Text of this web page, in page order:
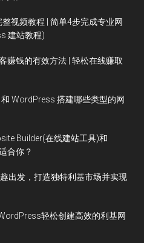
视频教程 | 简单4步完成专业网
建站教程)
赚钱的有效方法 | 轻松在线赚取
WordPress 搭建哪些类型的网
Builder(在线建站工具)和
合你？
出发，打造独特利基市场并实现
轻松创建高效的利基网